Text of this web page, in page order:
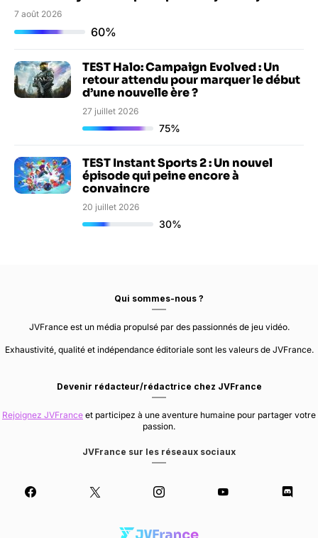
7 août 2026
60%
TEST Halo: Campaign Evolved : Un
retour attendu pour marquer le début
d’une nouvelle ère ?
27 juillet 2026
75%
TEST Instant Sports 2 : Un nouvel
épisode qui peine encore à
convaincre
20 juillet 2026
30%
Qui sommes-nous ?
JVFrance est un média propulsé par des passionnés de jeu vidéo.
Exhaustivité, qualité et indépendance éditoriale sont les valeurs de JVFrance.
Devenir rédacteur/rédactrice chez JVFrance
Rejoignez JVFrance et participez à une aventure humaine pour partager votre
passion.
JVFrance sur les réseaux sociaux